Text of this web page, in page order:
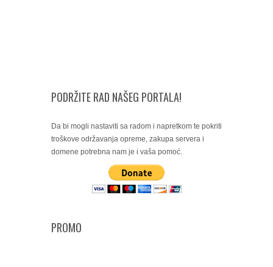
PODRŽITE RAD NAŠEG PORTALA!
Da bi mogli nastaviti sa radom i napretkom te pokriti
troškove održavanja opreme, zakupa servera i
domene potrebna nam je i vaša pomoć.
PROMO